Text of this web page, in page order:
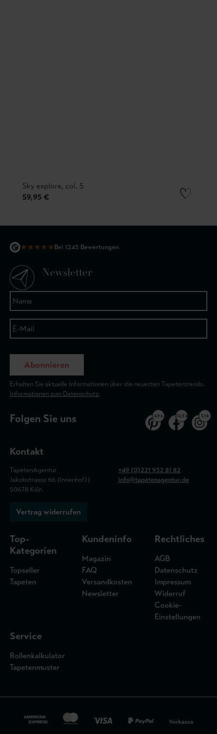
Sky explore, col. 5
59,95 €
★★★★★Bei 1245 Bewertungen
Newsletter
Abonnieren
Erhalten Sie aktuelle Informationen über die neuesten Tapetentrends.
Informationen zum Datenschutz.
Folgen Sie uns 4,9 k 32,5 k 3,1 k
Kontakt
TapetenAgentur
Jakobstrasse 66 (Innenhof) |
50678 Köln
+49 (0)221 932 81 82
info@tapetenagentur.de
Vertrag widerrufen
Top-
Kategorien
Topseller
Tapeten
Kundeninfo
Magazin
FAQ
Versandkosten
Newsletter
Rechtliches
AGB
Datenschutz
Impressum
Widerruf
Cookie-
Einstellungen
Service
Rollenkalkulator
Tapetenmuster